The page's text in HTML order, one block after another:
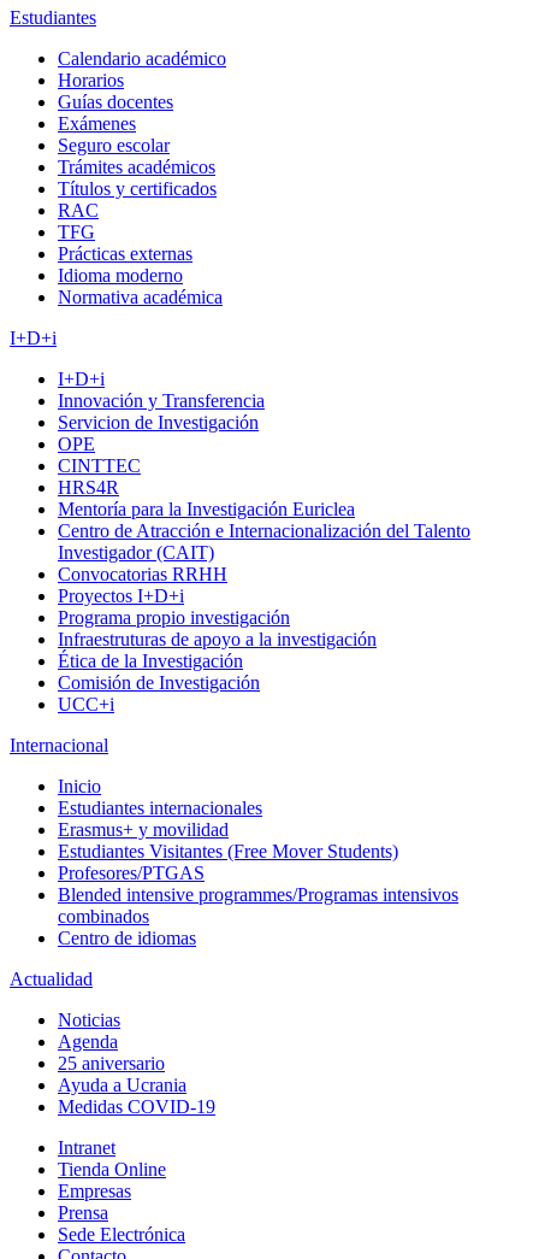
Estudiantes
Calendario académico
Horarios
Guías docentes
Exámenes
Seguro escolar
Trámites académicos
Títulos y certificados
RAC
TFG
Prácticas externas
Idioma moderno
Normativa académica
I+D+i
I+D+i
Innovación y Transferencia
Servicion de Investigación
OPE
CINTTEC
HRS4R
Mentoría para la Investigación Euriclea
Centro de Atracción e Internacionalización del Talento
Investigador (CAIT)
Convocatorias RRHH
Proyectos I+D+i
Programa propio investigación
Infraestruturas de apoyo a la investigación
Ética de la Investigación
Comisión de Investigación
UCC+i
Internacional
Inicio
Estudiantes internacionales
Erasmus+ y movilidad
Estudiantes Visitantes (Free Mover Students)
Profesores/PTGAS
Blended intensive programmes/Programas intensivos
combinados
Centro de idiomas
Actualidad
Noticias
Agenda
25 aniversario
Ayuda a Ucrania
Medidas COVID-19
Intranet
Tienda Online
Empresas
Prensa
Sede Electrónica